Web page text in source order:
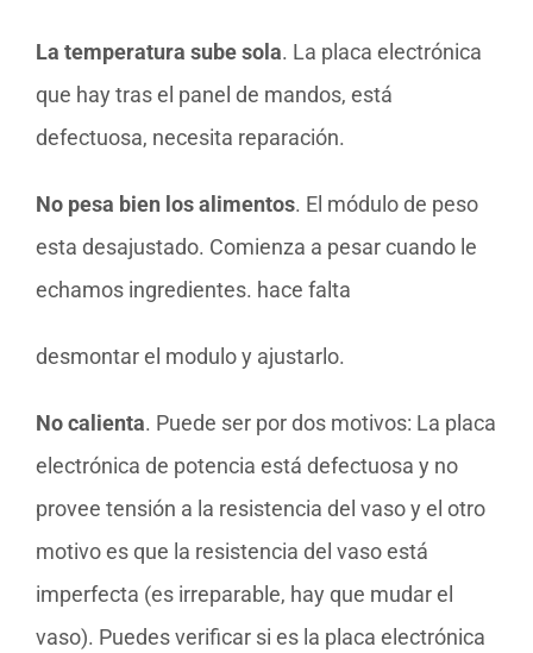
La temperatura sube sola. La placa electrónica
que hay tras el panel de mandos, está
defectuosa, necesita reparación.
No pesa bien los alimentos. El módulo de peso
esta desajustado. Comienza a pesar cuando le
echamos ingredientes. hace falta
desmontar el modulo y ajustarlo.
No calienta. Puede ser por dos motivos: La placa
electrónica de potencia está defectuosa y no
provee tensión a la resistencia del vaso y el otro
motivo es que la resistencia del vaso está
imperfecta (es irreparable, hay que mudar el
vaso). Puedes verificar si es la placa electrónica